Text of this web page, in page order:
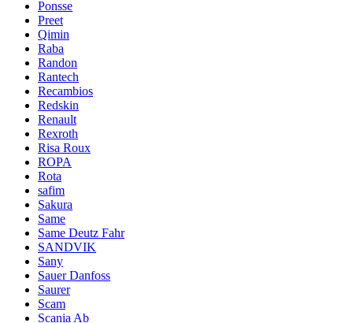
Ponsse
Preet
Qimin
Raba
Randon
Rantech
Recambios
Redskin
Renault
Rexroth
Risa Roux
ROPA
Rota
safim
Sakura
Same
Same Deutz Fahr
SANDVIK
Sany
Sauer Danfoss
Saurer
Scam
Scania Ab